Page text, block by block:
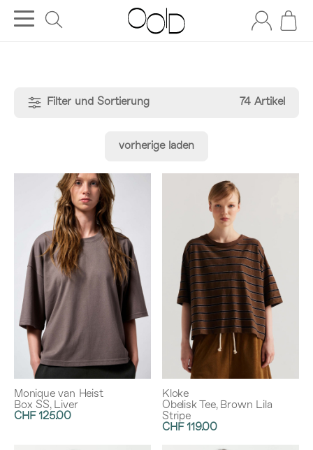
Filter und Sortierung 74 Artikel
vorherige laden
Monique van Heist
Box SS, Liver
CHF 125.00
Kloke
Obelisk Tee, Brown Lila
Stripe
CHF 119.00